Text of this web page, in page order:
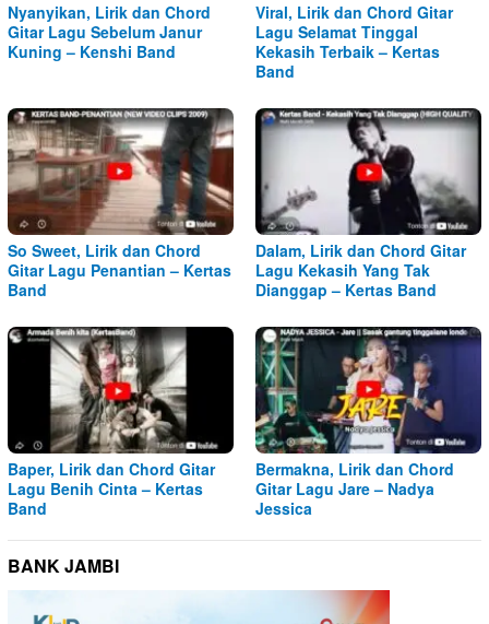
Nyanyikan, Lirik dan Chord
Gitar Lagu Sebelum Janur
Kuning – Kenshi Band
Viral, Lirik dan Chord Gitar
Lagu Selamat Tinggal
Kekasih Terbaik – Kertas
Band
So Sweet, Lirik dan Chord
Gitar Lagu Penantian – Kertas
Band
Dalam, Lirik dan Chord Gitar
Lagu Kekasih Yang Tak
Dianggap – Kertas Band
Baper, Lirik dan Chord Gitar
Lagu Benih Cinta – Kertas
Band
Bermakna, Lirik dan Chord
Gitar Lagu Jare – Nadya
Jessica
BANK JAMBI